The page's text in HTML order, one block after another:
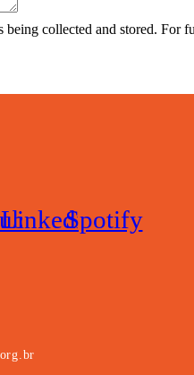
being collected and stored. For
LinkedinSpotify